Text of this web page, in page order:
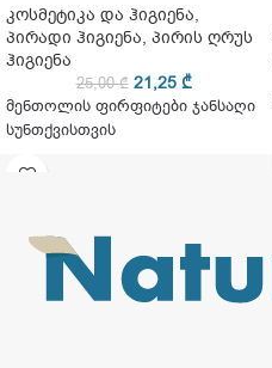
კოსმეტიკა და ჰიგიენა,
პირადი ჰიგიენა, პირის ღრუს
ჰიგიენა
25,00₾ 21,25 ₾
მენთოლის ფირფიტები ჯანსაღი
სუნთქვისთვის